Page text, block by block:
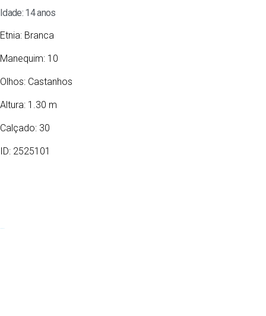
Idade: 14 anos
Etnia: Branca
Manequim: 10
Olhos: Castanhos
Altura: 1.30 m
Calçado: 30
ID: 2525101